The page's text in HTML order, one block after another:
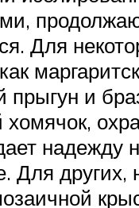
Для
прыгун и
надежду
Для других,